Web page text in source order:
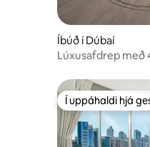
Íbúð í Dúbaí
Lúxusafdrep með
Í uppáhaldi hjá
Í uppáhaldi hjá